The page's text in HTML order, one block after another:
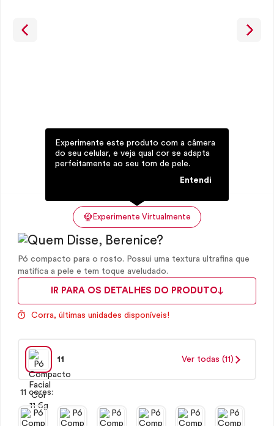
Experimente Virtualmente
Experimente este produto com a câmera
do seu celular, e veja qual cor se adapta
perfeitamente ao seu tom de pele.
Entendi
Pó compacto para o rosto. Possui uma textura ultrafina que
matifica a pele e tem toque aveludado.
IR PARA OS DETALHES DO PRODUTO
Corra, últimas unidades disponíveis!
11 Ver todas (11)
11 cores: